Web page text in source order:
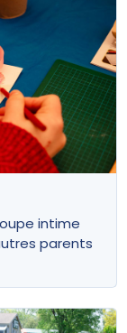
intime
parents